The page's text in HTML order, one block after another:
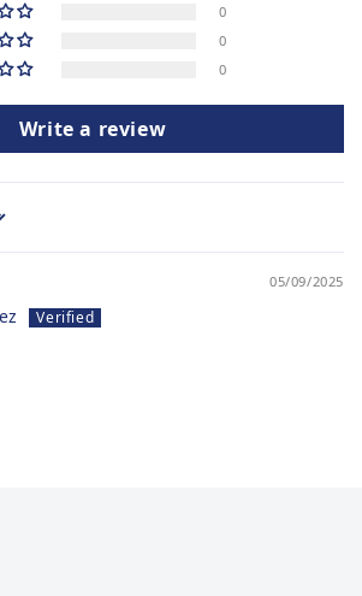
0
0
0
Write a review
05/09/2025